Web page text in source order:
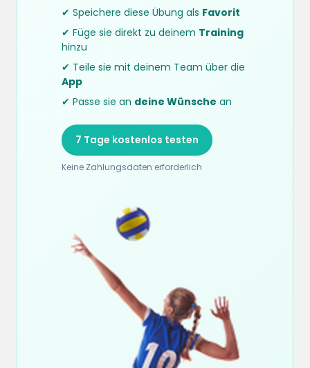
✔ Speichere diese Übung als Favorit
✔ Füge sie direkt zu deinem Training
hinzu
✔ Teile sie mit deinem Team über die
App
✔ Passe sie an deine Wünsche an
7 Tage kostenlos testen
Keine Zahlungsdaten erforderlich